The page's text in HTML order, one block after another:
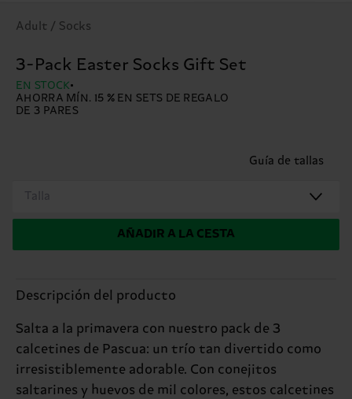
Adult / Socks
3-Pack Easter Socks Gift Set
EN STOCK
AHORRA MÍN. 15 % EN SETS DE REGALO
DE 3 PARES
Guía de tallas
Talla
AÑADIR A LA CESTA
Descripción del producto
Salta a la primavera con nuestro pack de 3
calcetines de Pascua: un trío tan divertido como
irresistiblemente adorable. Con conejitos
saltarines y huevos de mil colores, estos calcetines